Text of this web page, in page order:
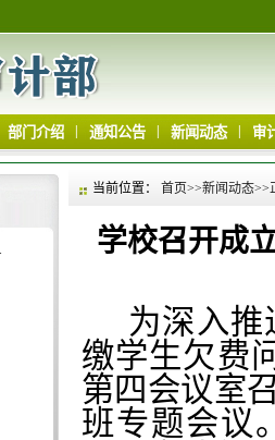
部门介绍 通知公告 新闻动态 审
当前位置： 首页>>新闻动态>>
学校召开成
为深入
缴学生欠费
第四会议室
班专题会议